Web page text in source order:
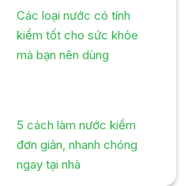
Các loại nước có tính
kiềm tốt cho sức khỏe
mà bạn nên dùng
5 cách làm nước kiềm
đơn giản, nhanh chóng
ngay tại nhà